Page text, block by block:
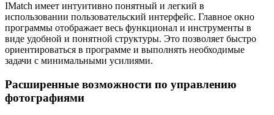
IMatch имеет интуитивно понятный и легкий в
использовании пользовательский интерфейс. Главное окно
программы отображает весь функционал и инструменты в
виде удобной и понятной структуры. Это позволяет быстро
ориентироваться в программе и выполнять необходимые
задачи с минимальными усилиями.
Расширенные возможности по управлению
фотографиями